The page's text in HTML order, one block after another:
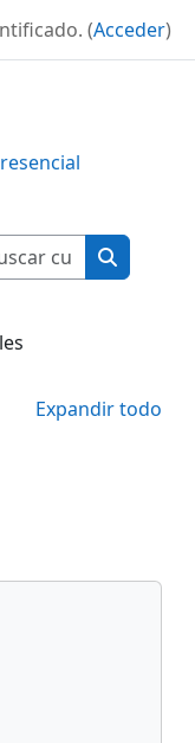
(Acceder)
Buscar
Buscar
Expandir todo